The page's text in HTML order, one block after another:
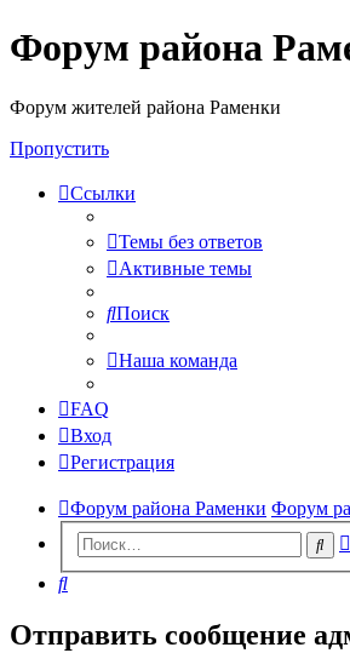
Форум района
Форум жителей района Раменки
Пропустить
Ссылки
Темы без ответов
Активные темы
Поиск
Наша команда
FAQ
Вход
Регистрация
Форум района Раменки Форум
Поиск
Отправить сообщение